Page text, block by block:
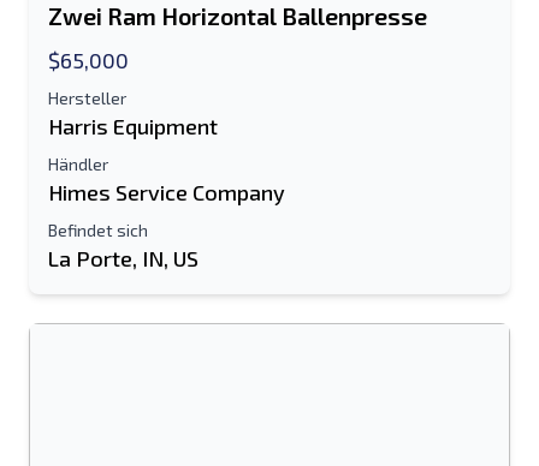
Zwei Ram Horizontal Ballenpresse
$65,000
Hersteller
Harris Equipment
Händler
Himes Service Company
Befindet sich
La Porte, IN, US